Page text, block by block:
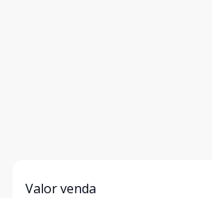
Valor venda